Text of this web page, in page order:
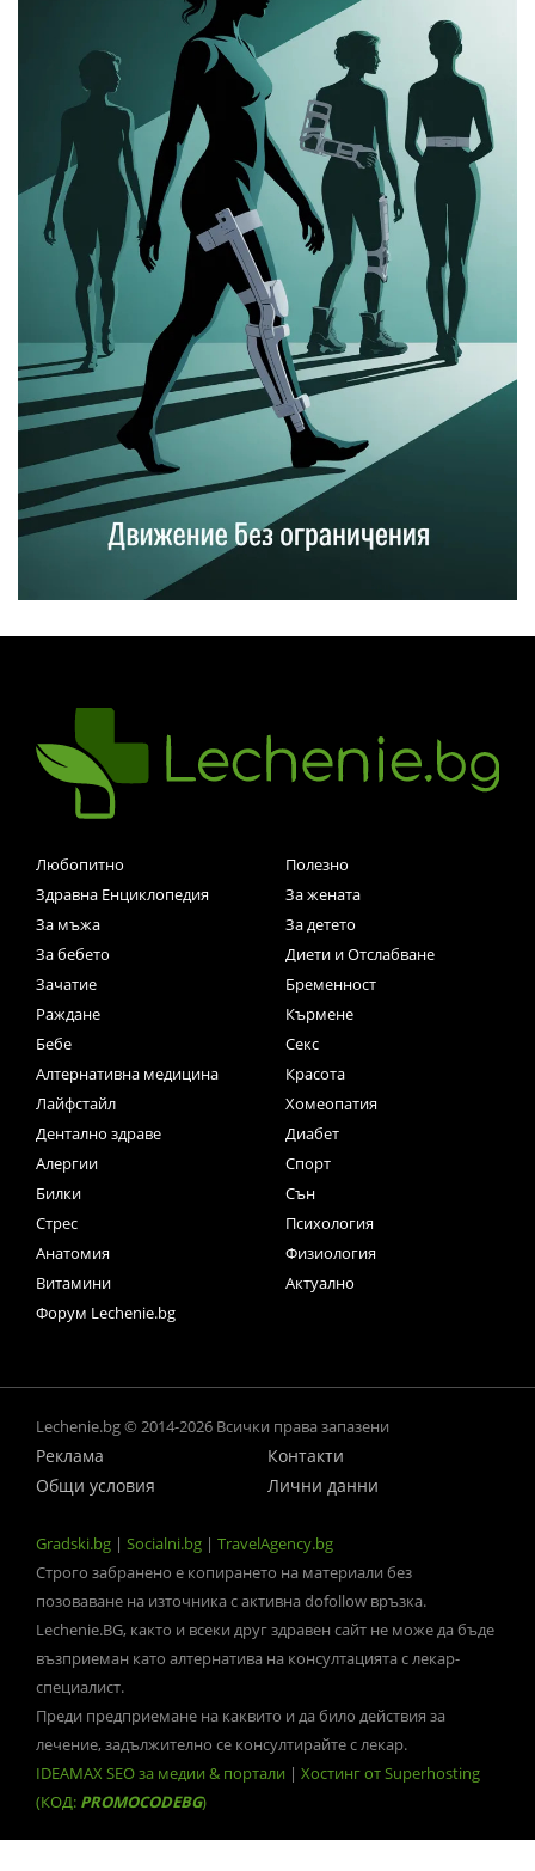
Любопитно
Полезно
Здравна Енциклопедия
За жената
За мъжа
За детето
За бебето
Диети и Отслабване
Зачатие
Бременност
Раждане
Кърмене
Бебе
Секс
Алтернативна медицина
Красота
Лайфстайл
Хомеопатия
Дентално здраве
Диабет
Алергии
Спорт
Билки
Сън
Стрес
Психология
Анатомия
Физиология
Витамини
Актуално
Форум Lechenie.bg
Lechenie.bg © 2014-2026 Всички права запазени
Реклама
Контакти
Общи условия
Лични данни
Gradski.bg | Socialni.bg | TravelAgency.bg
Строго забранено е копирането на материали без
позоваване на източника с активна dofollow връзка.
Lechenie.BG, както и всеки друг здравен сайт не може да бъде
възприеман като алтернатива на консултацията с лекар-
специалист.
Преди предприемане на каквито и да било действия за
лечение, задължително се консултирайте с лекар.
IDEAMAX SEO за медии & портали | Хостинг от Superhosting
(КОД: PROMOCODEBG)